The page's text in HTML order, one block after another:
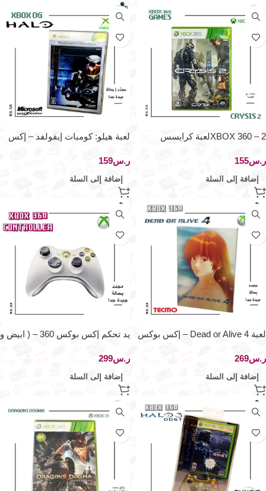
XBOX 360 – 2لعبة كرايسس
ر.س
إضافة إلى السلة
لعبة هيلو: كومبات إيفولفد – إكس
ر.س
إضافة إلى السلة
لعبة Dead or Alive 4 – إكس بوكس
ر.س
إضافة إلى السلة
يد تحكم إكس بوكس 360 – ( ابيض و
ر.س
إضافة إلى السلة